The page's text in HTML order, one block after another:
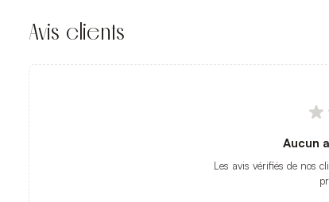
Avis clients
Aucun
Les avis vérifiés de nos